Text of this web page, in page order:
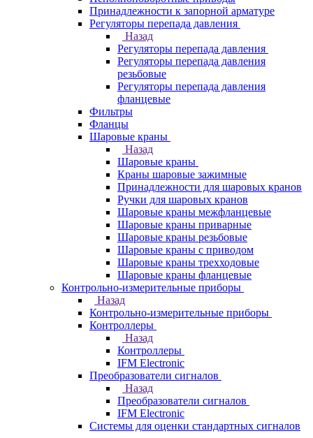
Принадлежности к запорной арматуре
Регуляторы перепада давления
Назад
Регуляторы перепада давления
Регуляторы перепада давления
резьбовые
Регуляторы перепада давления
фланцевые
Фильтры
Фланцы
Шаровые краны
Назад
Шаровые краны
Краны шаровые зажимные
Принадлежности для шаровых кранов
Ручки для шаровых кранов
Шаровые краны межфланцевые
Шаровые краны приварные
Шаровые краны резьбовые
Шаровые краны с приводом
Шаровые краны трехходовые
Шаровые краны фланцевые
Контрольно-измерительные приборы
Назад
Контрольно-измерительные приборы
Контроллеры
Назад
Контроллеры
IFM Electronic
Преобразователи сигналов
Назад
Преобразователи сигналов
IFM Electronic
Системы для оценки стандартных сигналов